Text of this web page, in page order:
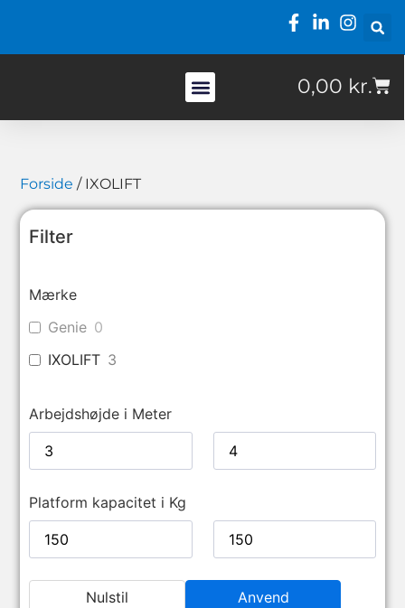
0,00 kr.
Forside / IXOLIFT
Filter
Mærke
Genie 0
IXOLIFT 3
Arbejdshøjde i Meter
Platform kapacitet i Kg
Anvend
Nulstil